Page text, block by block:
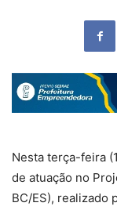
Nesta terça-feira
de atuação no
BC/ES), realizado